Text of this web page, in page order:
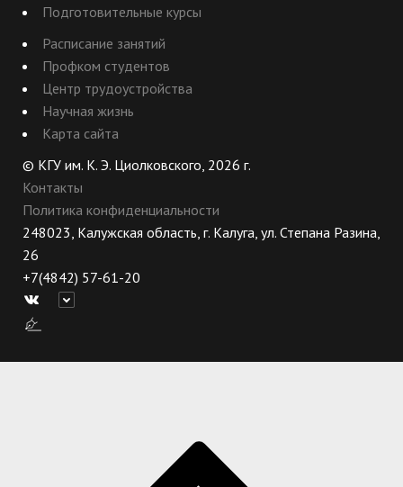
Подготовительные курсы
Расписание занятий
Профком студентов
Центр трудоустройства
Научная жизнь
Карта сайта
© КГУ им. К. Э. Циолковского, 2026 г.
Контакты
Политика конфиденциальности
248023, Калужская область, г. Калуга, ул. Степана Разина,
26
+7(4842) 57-61-20